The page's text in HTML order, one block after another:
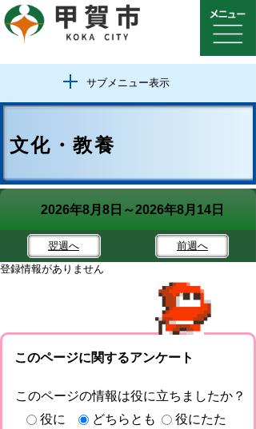
サブメニュー表示
文化・教養
2026年8月8日～2026年8月14日
翌週へ 前週へ
登録情報がありません
このページに関するアンケート
このページの情報は役に立ちましたか？
役に
どちらとも
役にたた